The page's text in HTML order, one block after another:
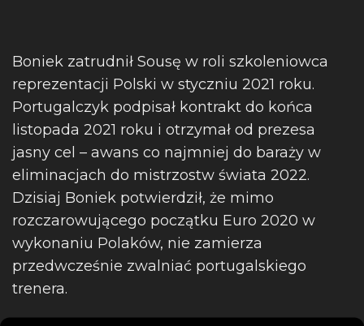
Boniek zatrudnił Sousę w roli szkoleniowca
reprezentacji Polski w styczniu 2021 roku.
Portugalczyk podpisał kontrakt do końca
listopada 2021 roku i otrzymał od prezesa
jasny cel – awans co najmniej do baraży w
eliminacjach do mistrzostw świata 2022.
Dzisiaj Boniek potwierdził, że mimo
rozczarowującego początku Euro 2020 w
wykonaniu Polaków, nie zamierza
przedwcześnie zwalniać portugalskiego
trenera.